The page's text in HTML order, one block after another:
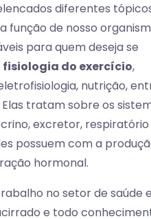
diferentes
função de nosso
para quem deseja se
fisiologia do exercício,
nutrição,
tratam sobre os
excretor,
possuem com a
hormonal.
no setor de saúde
e todo